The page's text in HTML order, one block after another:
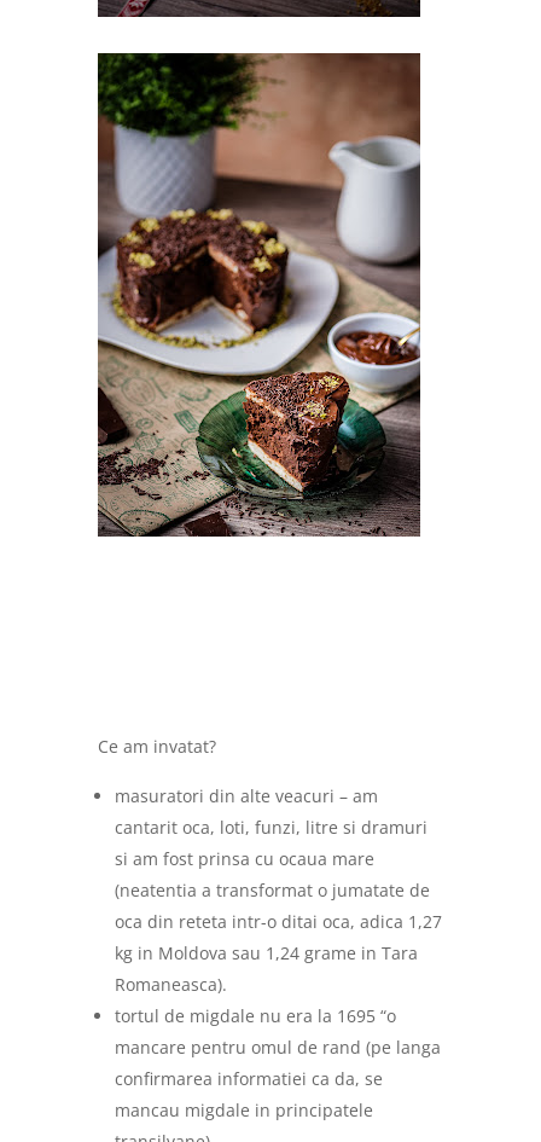
Ce am invatat?
masuratori din alte veacuri – am
cantarit oca, loti, funzi, litre si dramuri
si am fost prinsa cu ocaua mare
(neatentia a transformat o jumatate de
oca din reteta intr-o ditai oca, adica 1,27
kg in Moldova sau 1,24 grame in Tara
Romaneasca).
tortul de migdale nu era la 1695 “o
mancare pentru omul de rand (pe langa
confirmarea informatiei ca da, se
mancau migdale in principatele